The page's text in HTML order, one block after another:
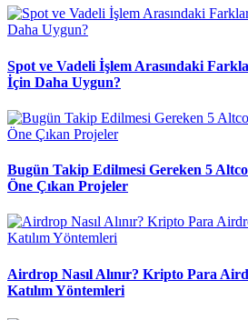
Spot ve Vadeli İşlem Arasındaki
İçin Daha Uygun?
Bugün Takip Edilmesi Gereken 5
Öne Çıkan Projeler
Airdrop Nasıl Alınır? Kripto Para
Katılım Yöntemleri